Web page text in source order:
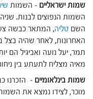
שמות ישראליים – השמות
השמות הנפוצים לבנות.
השם טליה, המתאר כבשה
האחרונות, לאחר שהיה
תמר, יעל נועה ואביגיל הם
מאיה מצליח לתעתע בין
שמות בינלאומיים – הזכרנו
מוכר, לצידו נמצא את